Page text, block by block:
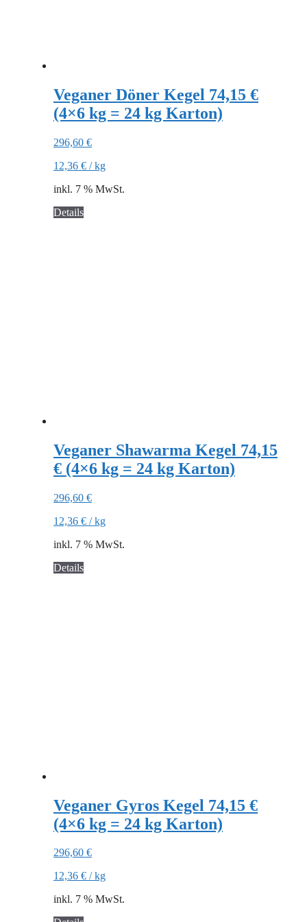
Veganer Döner Kegel 74,15 €
(4×6 kg = 24 kg Karton)
296,60 €
12,36 € /kg
inkl. 7 % MwSt.
Details
Veganer Shawarma Kegel 74,15
€ (4×6 kg = 24 kg Karton)
296,60 €
12,36 € /kg
inkl. 7 % MwSt.
Details
Veganer Gyros Kegel 74,15 €
(4×6 kg = 24 kg Karton)
296,60 €
12,36 € /kg
inkl. 7 % MwSt.